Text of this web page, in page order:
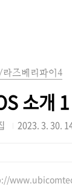
즈베리파이4
소개
2023. 3. 30.